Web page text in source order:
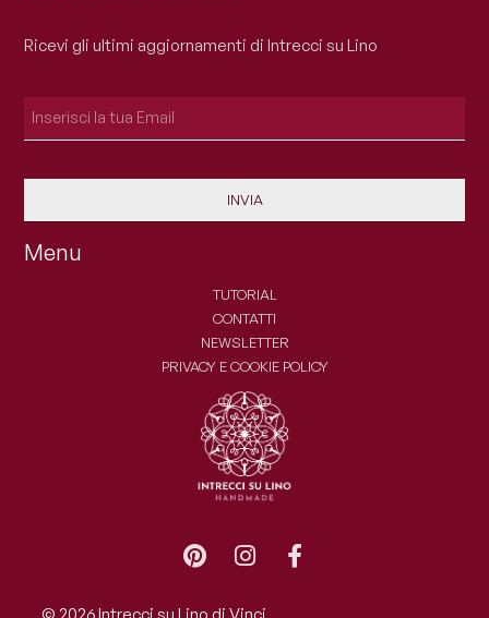
Menu
TUTORIAL
CONTATTI
NEWSLETTER
PRIVACY E COOKIE POLICY
Ricevi gli ultimi aggiornamenti di Intrecci su Lino
INVIA